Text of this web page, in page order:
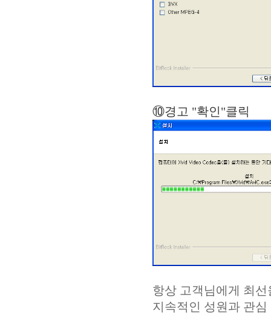
⑩경고 "확
항상 고객님에게 최
지속적인 성원과 관